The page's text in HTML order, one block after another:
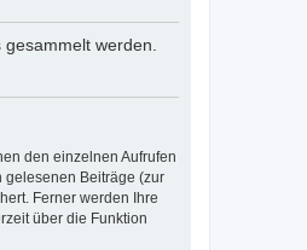
werden.
den einzelnen Aufrufen
gelesenen Beiträge (zur
Ferner werden Ihre
über die Funktion